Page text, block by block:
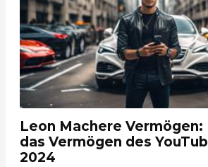
Leon Machere Vermögen:
das Vermögen des
2024